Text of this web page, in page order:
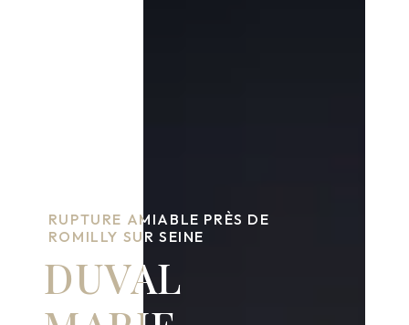
RUPTURE AMIABLE PRÈS DE
ROMILLY SUR SEINE
DUVAL